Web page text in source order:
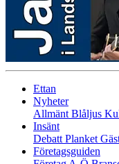
Ettan
Nyheter
Allmänt Blåljus
Insänt
Debatt Planket
Företagsguiden